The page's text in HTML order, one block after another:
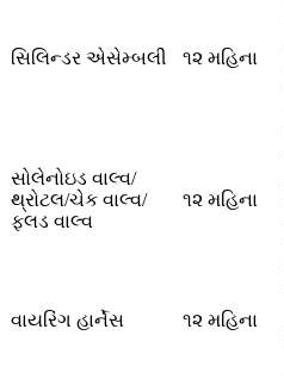
સિલિન્ડર એસેમ્બલી ૧૨ મહિના
સોલેનોઇડ વાલ્વ/
થ્રોટલ/ચેક વાલ્વ/
ફ્લડ વાલ્વ
૧૨ મહિના
વાયરિંગ હાર્નેસ ૧૨ મહિના